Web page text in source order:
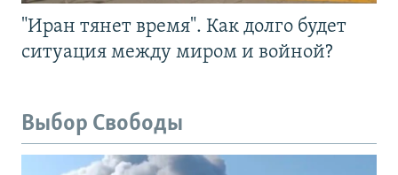
"Иран тянет время". Как долго будет
ситуация между миром и войной?
Выбор Свободы